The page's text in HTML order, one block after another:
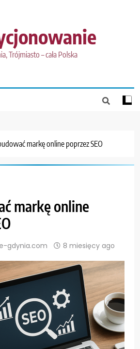
Trójmiasto – cała Polska
markę online poprzez SEO
markę online
gdynia.com 8 miesięcy ago